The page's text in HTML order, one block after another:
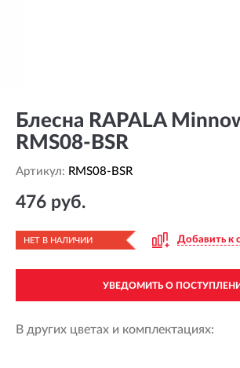
Блесна RAPALA
RMS08-BSR
Артикул: RMS08-BSR
476 руб.
НЕТ В НАЛИЧИИ Добавить к
УВЕДОМИТЬ О
В других цветах и комплектациях: